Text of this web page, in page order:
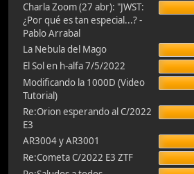
Charla Zoom (27 abr): "JWST:
¿Por qué es tan especial...? -
Pablo Arrabal
La Nebula del Mago
El Sol en h-alfa 7/5/2022
Modificando la 1000D (Video
Tutorial)
Re:Orion esperando al C/2022
E3
AR3004 y AR3001
Re:Cometa C/2022 E3 ZTF